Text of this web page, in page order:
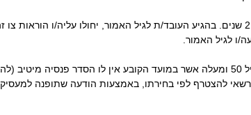
7) מי שטרם מלאו לו - באישה 20 שנים ובגבר 21 שנים. בהגיע העובד/ת לגיל האמור,
ו לגיל האמור.
ב. צו זה יחול גם על מי שהינו במועד הקובע בגיל 50 ומעלה אשר במועד הקובע אין
כאמור בסעיף 3 לעיל, אולם יהא רשאי להצטרף לפי בחירתו, באמצעות הודעה